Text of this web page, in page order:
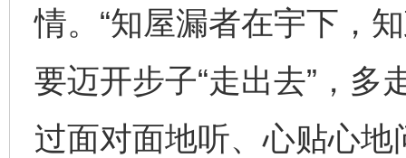
情。“知屋漏者在宇下，
要迈开步子“走出去”，多
过面对面地听、心贴心